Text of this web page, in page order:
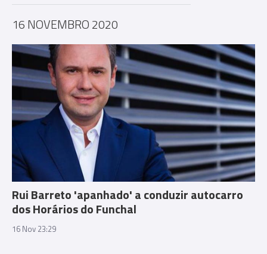
16 NOVEMBRO 2020
Rui Barreto 'apanhado' a conduzir autocarro
dos Horários do Funchal
16 Nov 23:29